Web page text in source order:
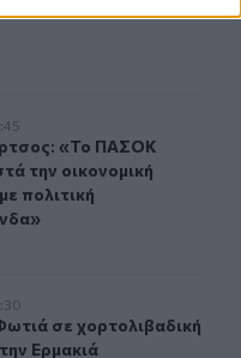
την
«Το ΠΑΣΟΚ
«Το ΠΑΣΟΚ
την οικονομική
πολιτική
έκταση στην Ερμακιά
σε χορτολιβαδική
σε χορτολιβαδική
Ερμακιά